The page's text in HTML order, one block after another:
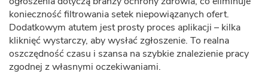
konieczność filtrowania setek niepowiązanych ofert.
Dodatkowym atutem jest prosty proces aplikacji – kilka
kliknięć wystarczy, aby wysłać zgłoszenie. To realna
oszczędność czasu i szansa na szybkie znalezienie pracy
zgodnej z własnymi oczekiwaniami.